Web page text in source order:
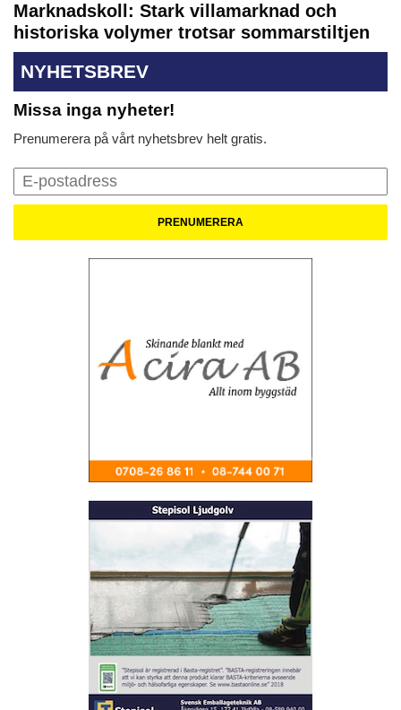
Marknadskoll: Stark villamarknad och
historiska volymer trotsar sommarstiltjen
NYHETSBREV
Missa inga nyheter!
Prenumerera på vårt nyhetsbrev helt gratis.